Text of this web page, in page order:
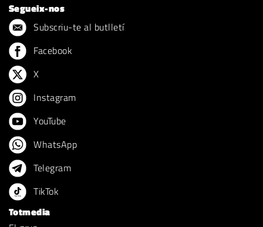
Segueix-nos
Subscriu-te al butlletí
Facebook
X
Instagram
YouTube
WhatsApp
Telegram
TikTok
Totmedia